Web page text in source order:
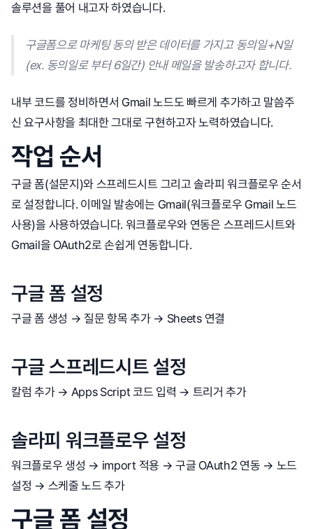
솔루션을 풀어 내고자 하였습니다.
구글폼으로 마케팅 동의 받은 데이터를 가지고 동의일+N일
(ex. 동의일로 부터 6일간) 안내 메일을 발송하고자 합니다.
내부 코드를 정비하면서 Gmail 노드도 빠르게 추가하고 말씀주
신 요구사항을 최대한 그대로 구현하고자 노력하였습니다.
작업 순서
구글 폼(설문지)와 스프레드시트 그리고 솔라피 워크플로우 순서
로 설정합니다. 이메일 발송에는 Gmail(워크플로우 Gmail 노드
사용)을 사용하였습니다. 워크플로우와 연동은 스프레드시트와
Gmail을 OAuth2로 손쉽게 연동합니다.
구글 폼 설정
구글 폼 생성 → 질문 항목 추가 → Sheets 연결
구글 스프레드시트 설정
칼럼 추가 → Apps Script 코드 입력 → 트리거 추가
솔라피 워크플로우 설정
워크플로우 생성 → import 적용 → 구글 OAuth2 연동 → 노드
설정 → 스케줄 노드 추가
구글 폼 설정